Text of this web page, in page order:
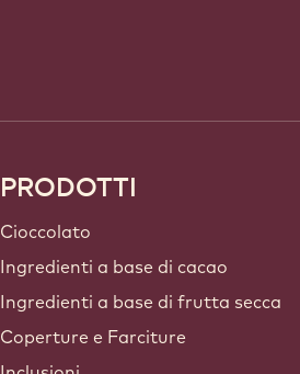
PRODOTTI
Cioccolato
Ingredienti a base di cacao
Ingredienti a base di frutta secca
Coperture e Farciture